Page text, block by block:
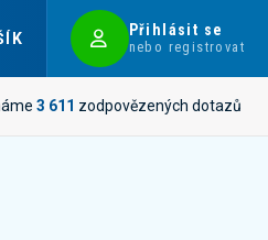
Přihlásit se
nebo registrovat
3 611 zodpovězených dotazů